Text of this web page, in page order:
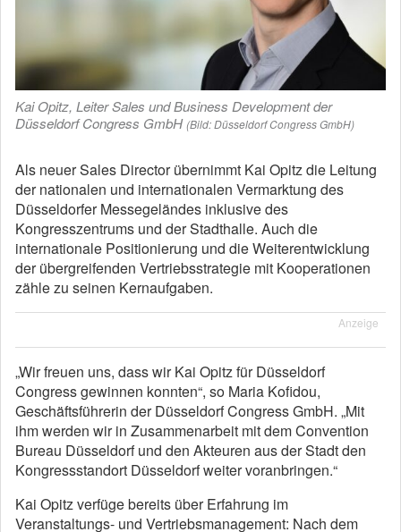
Kai Opitz, Leiter Sales und Business Development der
Düsseldorf Congress GmbH (Bild: Düsseldorf Congress GmbH)
Als neuer Sales Director übernimmt Kai Opitz die Leitung
der nationalen und internationalen Vermarktung des
Düsseldorfer Messegeländes inklusive des
Kongresszentrums und der Stadthalle. Auch die
internationale Positionierung und die Weiterentwicklung
der übergreifenden Vertriebsstrategie mit Kooperationen
zähle zu seinen Kernaufgaben.
Anzeige
„Wir freuen uns, dass wir Kai Opitz für Düsseldorf
Congress gewinnen konnten“, so Maria Kofidou,
Geschäftsführerin der Düsseldorf Congress GmbH. „Mit
ihm werden wir in Zusammenarbeit mit dem Convention
Bureau Düsseldorf und den Akteuren aus der Stadt den
Kongressstandort Düsseldorf weiter voranbringen.“
Kai Opitz verfüge bereits über Erfahrung im
Veranstaltungs- und Vertriebsmanagement: Nach dem